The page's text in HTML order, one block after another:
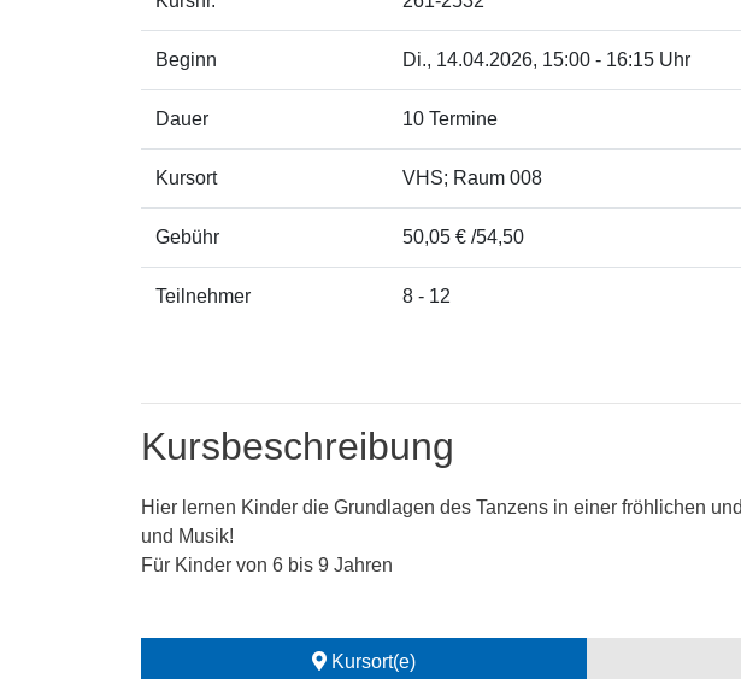
Beginn Di., 14.04.2026, 15:00 - 16:15 Uhr
Dauer 10 Termine
Kursort VHS; Raum 008
Gebühr 50,05 € /54,50
Teilnehmer 8 - 12
Kursbeschreibung
Hier lernen Kinder die Grundlagen des Tanzens in einer fröhlichen
und Musik!
Für Kinder von 6 bis 9 Jahren
Kursort(e)